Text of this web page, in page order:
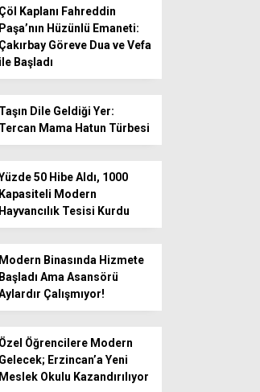
Çöl Kaplanı Fahreddin
Paşa’nın Hüzünlü Emaneti:
Çakırbay Göreve Dua ve Vefa
ile Başladı
Taşın Dile Geldiği Yer:
Tercan Mama Hatun Türbesi
50 Hibe Aldı, 1000
Kapasiteli Modern
Hayvancılık Tesisi Kurdu
Modern Binasında Hizmete
Başladı Ama Asansörü
Çalışmıyor!
Özel Öğrencilere Modern
Gelecek; Erzincan’a Yeni
Meslek Okulu Kazandırılıyor